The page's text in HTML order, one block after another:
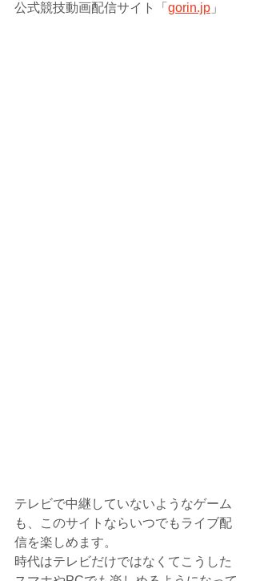
公式競技動画配信サイト「 gorin.jp 」
テレビで中継していないようなゲーム
も、このサイトならいつでもライブ配
信を楽しめます。
時代はテレビだけではなくてこうした